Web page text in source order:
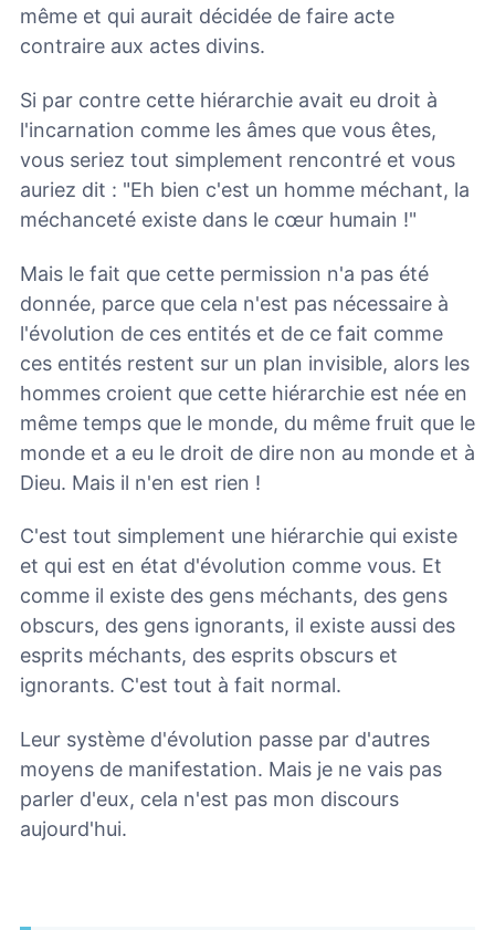
même et qui aurait décidée de faire acte
contraire aux actes divins.
Si par contre cette hiérarchie avait eu droit à
l'incarnation comme les âmes que vous êtes,
vous seriez tout simplement rencontré et vous
auriez dit : "Eh bien c'est un homme méchant, la
méchanceté existe dans le cœur humain !"
Mais le fait que cette permission n'a pas été
donnée, parce que cela n'est pas nécessaire à
l'évolution de ces entités et de ce fait comme
ces entités restent sur un plan invisible, alors les
hommes croient que cette hiérarchie est née en
même temps que le monde, du même fruit que le
monde et a eu le droit de dire non au monde et à
Dieu. Mais il n'en est rien !
C'est tout simplement une hiérarchie qui existe
et qui est en état d'évolution comme vous. Et
comme il existe des gens méchants, des gens
obscurs, des gens ignorants, il existe aussi des
esprits méchants, des esprits obscurs et
ignorants. C'est tout à fait normal.
Leur système d'évolution passe par d'autres
moyens de manifestation. Mais je ne vais pas
parler d'eux, cela n'est pas mon discours
aujourd'hui.